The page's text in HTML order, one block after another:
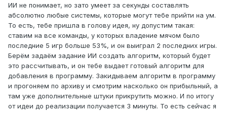
ИИ не понимает, но зато умеет за секунды составлять
абсолютно любые системы, которые могут тебе прийти на ум.
То есть, тебе пришла в голову идея, ну допустим такая:
ставим на все команды, у которых владение мячом было
последние 5 игр больше 53%, и он выиграл 2 последних игры.
Берём задаём задание ИИ создать алгоритм, который будет
это рассчитывать, и он тебе выдает готовый алгоритм для
добавления в программу. Закидываем алгоритм в программу
и прогоняем по архиву и смотрим насколько он прибыльный, а
там уже дополнительные штуки прикрутить можно. И по итогу
от идеи до реализации получается 3 минуты. То есть сейчас я